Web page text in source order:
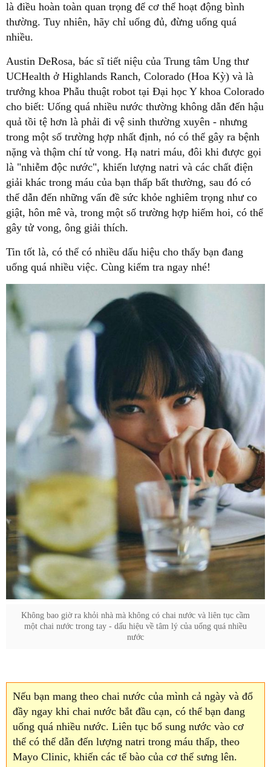
là điều hoàn toàn quan trọng để cơ thể hoạt động bình
thường. Tuy nhiên, hãy chỉ uống đủ, đừng uống quá
nhiều.
Austin DeRosa, bác sĩ tiết niệu của Trung tâm Ung thư
UCHealth ở Highlands Ranch, Colorado (Hoa Kỳ) và là
trưởng khoa Phẫu thuật robot tại Đại học Y khoa Colorado
cho biết: Uống quá nhiều nước thường không dẫn đến hậu
quả tồi tệ hơn là phải đi vệ sinh thường xuyên - nhưng
trong một số trường hợp nhất định, nó có thể gây ra bệnh
nặng và thậm chí tử vong. Hạ natri máu, đôi khi được gọi
là "nhiễm độc nước", khiến lượng natri và các chất điện
giải khác trong máu của bạn thấp bất thường, sau đó có
thể dẫn đến những vấn đề sức khỏe nghiêm trọng như co
giật, hôn mê và, trong một số trường hợp hiếm hoi, có thể
gây tử vong, ông giải thích.
Tin tốt là, có thể có nhiều dấu hiệu cho thấy bạn đang
uống quá nhiều việc. Cùng kiểm tra ngay nhé!
Không bao giờ ra khỏi nhà mà không có chai nước và liên tục cầm
một chai nước trong tay - dấu hiệu về tâm lý của uống quá nhiều
nước
Nếu bạn mang theo chai nước của mình cả ngày và đổ
đầy ngay khi chai nước bắt đầu cạn, có thể bạn đang
uống quá nhiều nước. Liên tục bổ sung nước vào cơ
thể có thể dẫn đến lượng natri trong máu thấp, theo
Mayo Clinic, khiến các tế bào của cơ thể sưng lên.